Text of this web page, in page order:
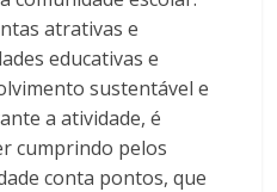
atrativas e
educativas e
sustentável e
a atividade, é
cumprindo pelos
conta pontos, que